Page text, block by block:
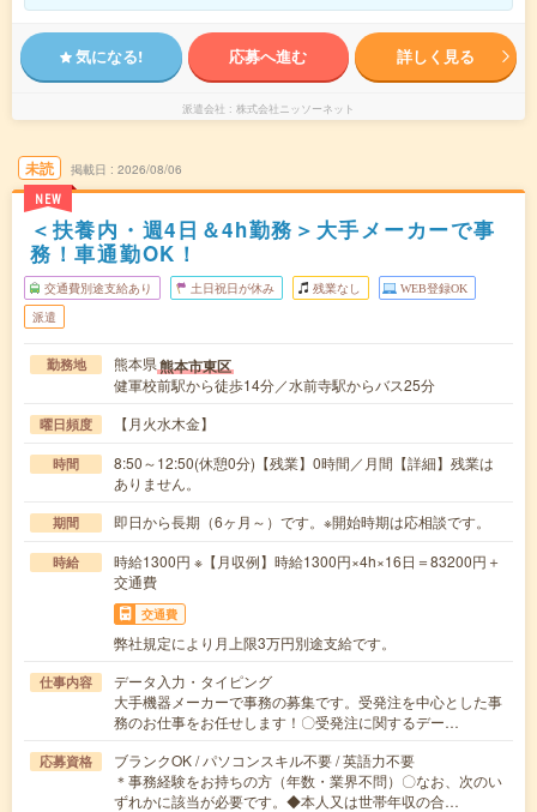
気になる! 応募へ進む 詳しく見る
派遣会社 株式会社ニッソーネット
未読
NEW
掲載日 2026/08/06
＜扶養内・週4日＆4h勤務＞大手メーカーで事
務！車通勤OK！
交通費別途支給あり 土日祝日が休み 残業なし WEB登録OK
派遣
勤務地 熊本県熊本市東区
健軍校前駅から徒歩14分／水前寺駅からバス25分
曜日頻度 【月火水木金】
時間
8:50～12:50(休憩0分)【残業】0時間／月間【詳細】残業は
ありません。
期間 即日から長期（6ヶ月～）です。※開始時期は応相談です。
時給
時給1300円 ※【月収例】時給1300円×4h×16日＝83200円＋
交通費
交通費
弊社規定により月上限3万円別途支給です。
仕事内容
データ入力・タイピング
大手機器メーカーで事務の募集です。受発注を中心とした事
務のお仕事をお任せします！〇受発注に関するデー…
応募資格
ブランクOK / パソコンスキル不要 / 英語力不要
＊事務経験をお持ちの方（年数・業界不問）〇なお、次のい
ずれかに該当が必要です。◆本人又は世帯年収の合…